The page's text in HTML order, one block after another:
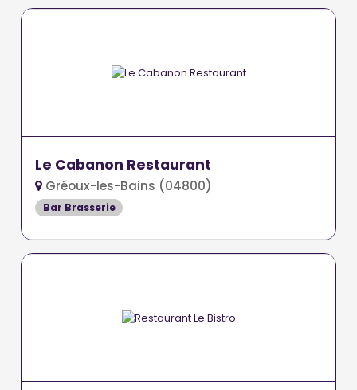
Le Cabanon Restaurant
Gréoux-les-Bains (04800)
Bar Brasserie